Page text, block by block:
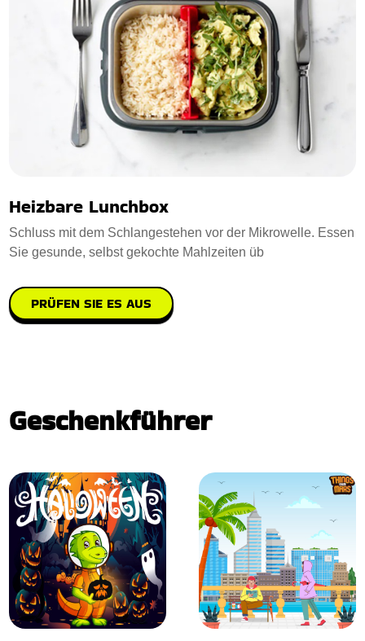
Heizbare Lunchbox
Schluss mit dem Schlangestehen vor der Mikrowelle. Essen
Sie gesunde, selbst gekochte Mahlzeiten üb
PRÜFEN SIE ES AUS
Geschenkführer